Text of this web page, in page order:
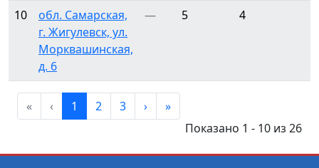
10
обл. Самарская,
г. Жигулевск, ул.
Морквашинская,
д. 6
— 5 4
« ‹ 1 2 3 ›
»
Показано 1 - 10 из 26